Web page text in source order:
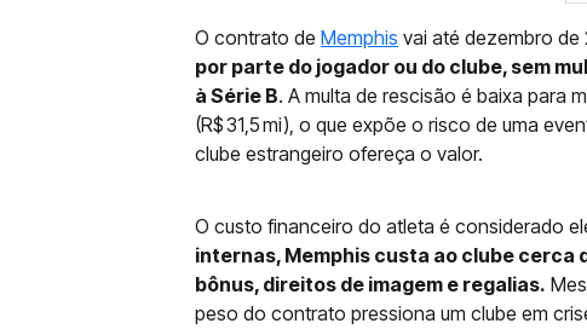
O contrato de Memphis vai até dezembro de
por parte do jogador ou do clube, sem
à Série B. A multa de rescisão é baixa para
(R$ 31,5 mi), o que expõe o risco de uma
clube estrangeiro ofereça o valor.
O custo financeiro do atleta é considerado
internas, Memphis custa ao clube cerca
bônus, direitos de imagem e regalias.
peso do contrato pressiona um clube em